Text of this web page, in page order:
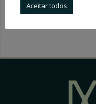
+55 27
Aceitar todos